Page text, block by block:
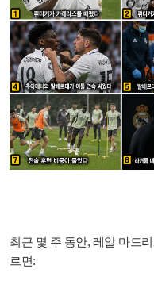
최근 몇 주 동안, 레알 마드
르면: